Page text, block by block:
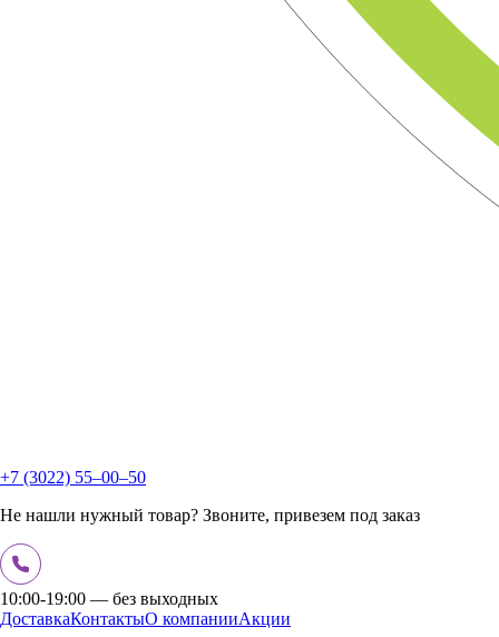
+7 (3022) 55‒00‒50
Не нашли нужный товар? Звоните, привезем под заказ
10:00-19:00 — без выходных
ДоставкаКонтактыО компанииАкции